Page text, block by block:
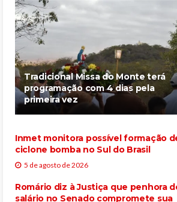
Tradicional Missa do Monte terá
programação com 4 dias pela
primeira vez
Inmet monitora possível formação
ciclone bomba no Sul do Brasil
5 de agosto de 2026
Romário diz à Justiça que penhora
salário no Senado compromete sua